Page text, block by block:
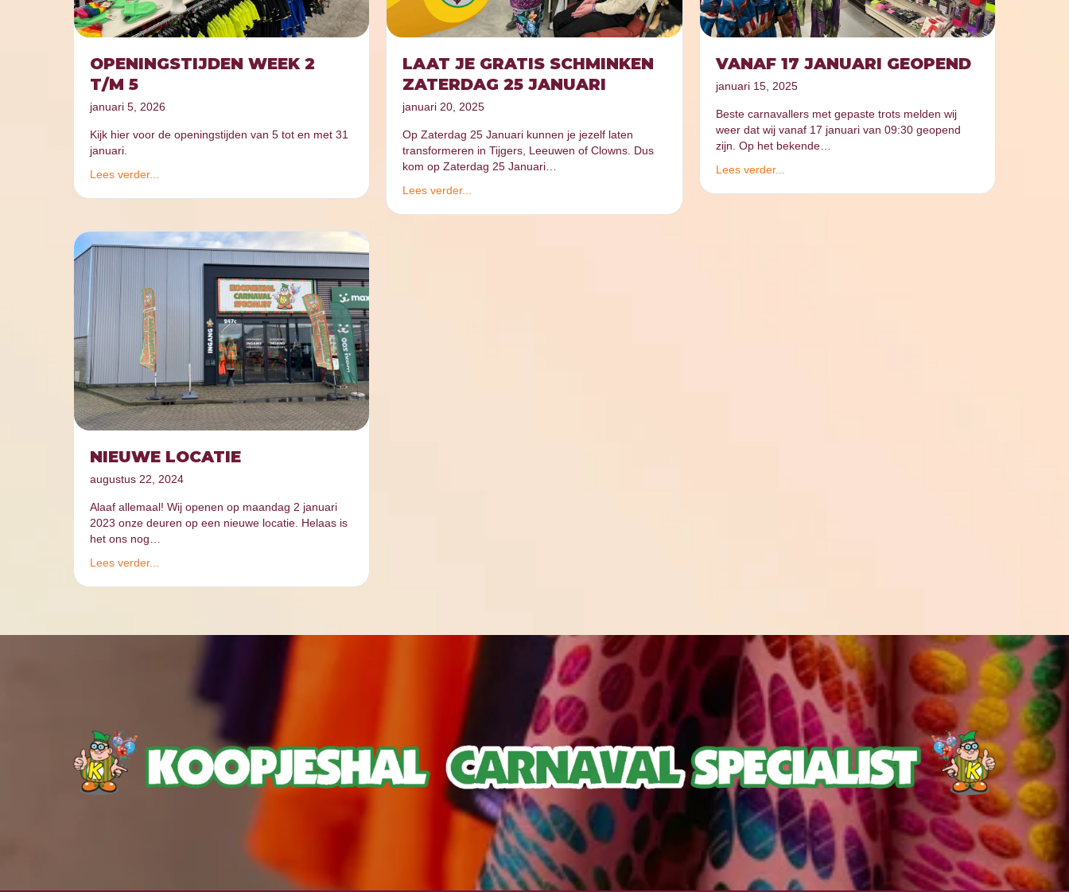
OPENINGSTIJDEN WEEK 2
T/M 5
januari 5, 2026
Kijk hier voor de openingstijden van 5 tot en met 31
januari.
Lees verder...
LAAT JE GRATIS SCHMINKEN
ZATERDAG 25 JANUARI
januari 20, 2025
Op Zaterdag 25 Januari kunnen je jezelf laten
transformeren in Tijgers, Leeuwen of Clowns. Dus
kom op Zaterdag 25 Januari…
Lees verder...
VANAF 17 JANUARI GEOPEND
januari 15, 2025
Beste carnavallers met gepaste trots melden wij
weer dat wij vanaf 17 januari van 09:30 geopend
zijn. Op het bekende…
Lees verder...
NIEUWE LOCATIE
augustus 22, 2024
Alaaf allemaal! Wij openen op maandag 2 januari
2023 onze deuren op een nieuwe locatie. Helaas is
het ons nog…
Lees verder...